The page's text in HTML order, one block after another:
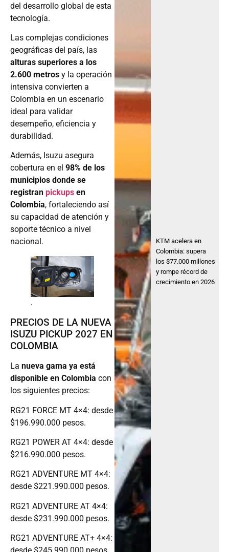
del desarrollo global de esta
tecnología.
Las complejas condiciones
geográficas del país, las
alturas superiores a los
2.600 metros y la operación
intensiva convierten a
Colombia en un escenario
ideal para validar
desempeño, eficiencia y
durabilidad.
Además, Isuzu asegura
cobertura en el 98% de los
municipios donde se
registran pickups en
Colombia, fortaleciendo así
su capacidad de atención y
soporte técnico a nivel
nacional.
.
PRECIOS DE LA NUEVA
ISUZU PICKUP 2027 EN
COLOMBIA
La nueva gama ya está
disponible en Colombia con
los siguientes precios:
RG21 FORCE MT 4×4: desde
$196.990.000 pesos.
RG21 POWER AT 4×4: desde
$216.990.000 pesos.
RG21 ADVENTURE MT 4×4:
desde $221.990.000 pesos.
RG21 ADVENTURE AT 4×4:
desde $231.990.000 pesos.
RG21 ADVENTURE AT+ 4×4:
KTM acelera en
Colombia: supera
los $77.000 millones
y rompe récord de
crecimiento en 2026